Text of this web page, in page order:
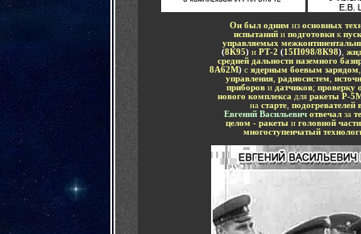
Он был одним из основных
испытаний и подготовки к
управляемых
(8К95) и РТ-2 (15П098/8К98)
средней дальности наземного
8А62М) с ядерным боевым зарядом
управления радиосистем
приборов идатчиков; проверку
нового комплекса дляракеты Р-
на старте, подогревателей
Евгений Васильевичотвечал за
целом - ракеты и головной части
многоступенчатый